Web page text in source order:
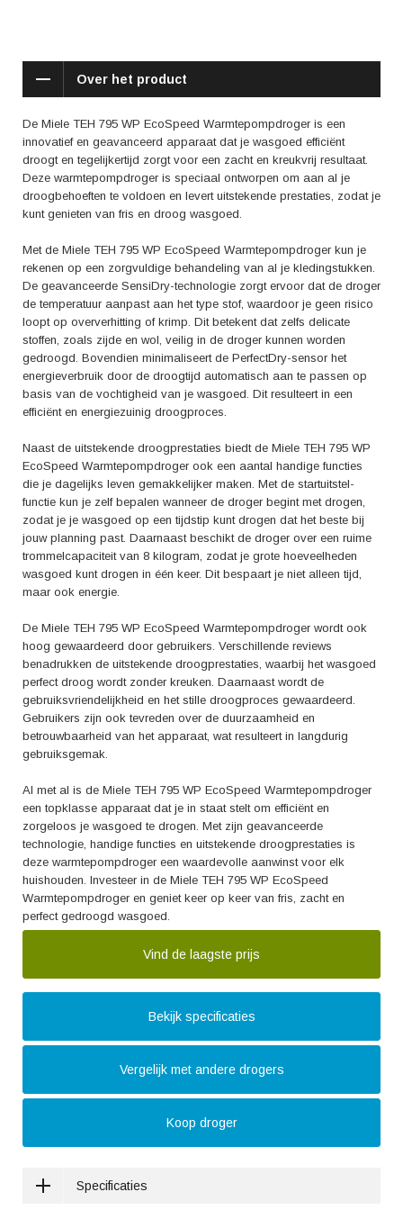
De Miele TEH 795 WP EcoSpeed Warmtepompdroger wordt ook hoog
uitstekende droogprestaties, waarbij het wasgoed perfect droog wordt
zonder kreuken. Daarnaast wordt de gebruiksvriendelijkheid en het stille
droogproces gewaardeerd. Gebruikers zijn ook tevreden over de
duurzaamheid en betrouwbaarheid van het apparaat, wat resulteert in
langdurig gebruiksgemak.
topklasse apparaat dat je in staat stelt om efficiënt en zorgeloos je
wasgoed te drogen. Met zijn geavanceerde technologie, handige
functies en uitstekende droogprestaties is deze warmtepompdroger een
waardevolle aanwinst voor elk huishouden. Investeer in de Miele TEH
795 WP EcoSpeed Warmtepompdroger en geniet keer op keer van fris,
zacht en perfect gedroogd wasgoed.
Over het product
De Miele TEH 795 WP EcoSpeed Warmtepompdroger is een
innovatief en geavanceerd apparaat dat je wasgoed efficiënt
droogt en tegelijkertijd zorgt voor een zacht en kreukvrij resultaat.
Deze warmtepompdroger is speciaal ontworpen om aan al je
droogbehoeften te voldoen en levert uitstekende prestaties, zodat je
kunt genieten van fris en droog wasgoed.
Met de Miele TEH 795 WP EcoSpeed Warmtepompdroger kun je
rekenen op een zorgvuldige behandeling van al je kledingstukken.
De geavanceerde SensiDry-technologie zorgt ervoor dat de droger
de temperatuur aanpast aan het type stof, waardoor je geen risico
loopt op oververhitting of krimp. Dit betekent dat zelfs delicate
stoffen, zoals zijde en wol, veilig in de droger kunnen worden
gedroogd. Bovendien minimaliseert de PerfectDry-sensor het
energieverbruik door de droogtijd automatisch aan te passen op
basis van de vochtigheid van je wasgoed. Dit resulteert in een
efficiënt en energiezuinig droogproces.
Naast de uitstekende droogprestaties biedt de Miele TEH 795 WP
EcoSpeed Warmtepompdroger ook een aantal handige functies
die je dagelijks leven gemakkelijker maken. Met de startuitstel-
functie kun je zelf bepalen wanneer de droger begint met drogen,
zodat je je wasgoed op een tijdstip kunt drogen dat het beste bij
jouw planning past. Daarnaast beschikt de droger over een ruime
trommelcapaciteit van 8 kilogram, zodat je grote hoeveelheden
wasgoed kunt drogen in één keer. Dit bespaart je niet alleen tijd,
maar ook energie.
De Miele TEH 795 WP EcoSpeed Warmtepompdroger wordt ook
hoog gewaardeerd door gebruikers. Verschillende reviews
benadrukken de uitstekende droogprestaties, waarbij het wasgoed
perfect droog wordt zonder kreuken. Daarnaast wordt de
gebruiksvriendelijkheid en het stille droogproces gewaardeerd.
Gebruikers zijn ook tevreden over de duurzaamheid en
betrouwbaarheid van het apparaat, wat resulteert in langdurig
gebruiksgemak.
Al met al is de Miele TEH 795 WP EcoSpeed Warmtepompdroger
een topklasse apparaat dat je in staat stelt om efficiënt en
zorgeloos je wasgoed te drogen. Met zijn geavanceerde
technologie, handige functies en uitstekende droogprestaties is
deze warmtepompdroger een waardevolle aanwinst voor elk
huishouden. Investeer in de Miele TEH 795 WP EcoSpeed
Warmtepompdroger en geniet keer op keer van fris, zacht en
perfect gedroogd wasgoed.
Vind de laagste prijs
Bekijk specificaties
Vergelijk met andere drogers
Koop droger
Specificaties